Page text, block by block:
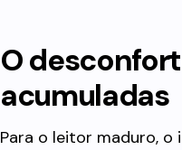
O
acumuladas
Para o leitor maduro,